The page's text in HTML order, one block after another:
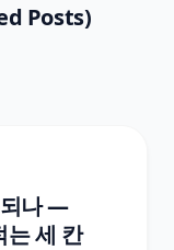
Posts)
되나 —
는 세 칸